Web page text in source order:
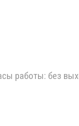
работы: без